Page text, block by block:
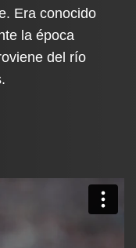
Era conocido
la época
del río